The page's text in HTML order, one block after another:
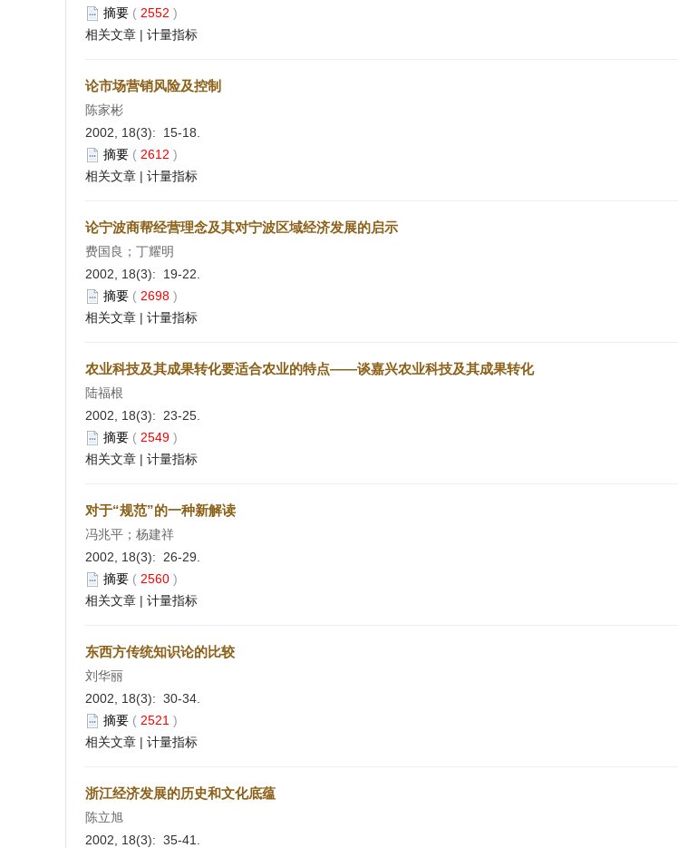
摘要 ( 2552 )
相关文章 | 计量指标
论市场营销风险及控制
陈家彬
2002, 18(3): 15-18.
摘要 ( 2612 )
相关文章 | 计量指标
论宁波商帮经营理念及其对宁波区域经济发展的启示
费国良；丁耀明
2002, 18(3): 19-22.
摘要 ( 2698 )
相关文章 | 计量指标
农业科技及其成果转化要适合农业的特点——谈嘉兴农业科技及其成果转化
陆福根
2002, 18(3): 23-25.
摘要 ( 2549 )
相关文章 | 计量指标
对于“规范”的一种新解读
冯兆平；杨建祥
2002, 18(3): 26-29.
摘要 ( 2560 )
相关文章 | 计量指标
东西方传统知识论的比较
刘华丽
2002, 18(3): 30-34.
摘要 ( 2521 )
相关文章 | 计量指标
浙江经济发展的历史和文化底蕴
陈立旭
2002, 18(3): 35-41.